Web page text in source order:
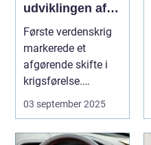
udviklingen af
pansrede
køretøjer
Første verdenskrig
markerede et
afgørende skifte i
krigsførelse.
Industrialiser...
03 september 2025